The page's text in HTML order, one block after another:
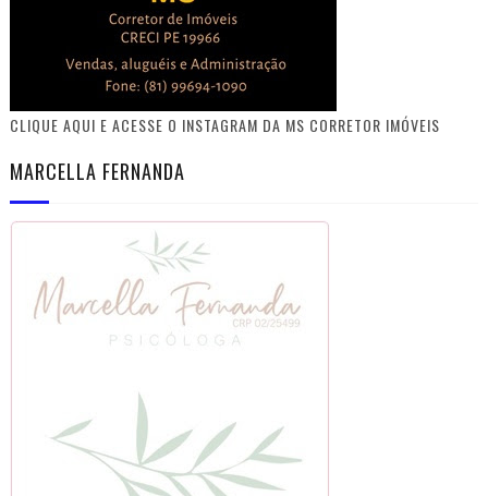
CLIQUE AQUI E ACESSE O INSTAGRAM DA MS CORRETOR IMÓVEIS
MARCELLA FERNANDA